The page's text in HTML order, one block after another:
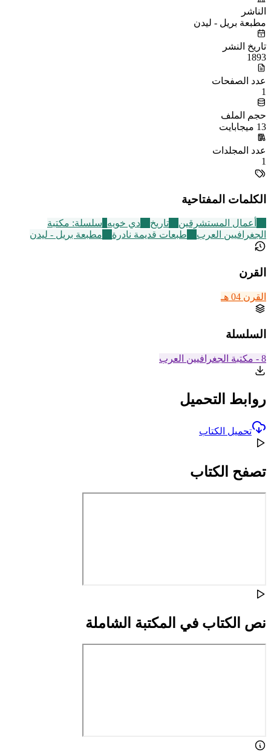
الناشر
مطبعة بريل - ليدن
تاريخ النشر
1893
عدد الصفحات
1
حجم الملف
13 ميجابايت
عدد المجلدات
1
الكلمات المفتاحية
أعمال المستشرقين تاريخ دي خويه سلسلة: مكتبة
الجغرافيين العرب
طبعات قديمة نادرة مطبعة بريل - ليدن
القرن
القرن 04 هـ
السلسلة
8 - مكتبة الجغرافيين العرب
روابط التحميل
تحميل الكتاب
تصفح الكتاب
نص الكتاب في المكتبة الشاملة